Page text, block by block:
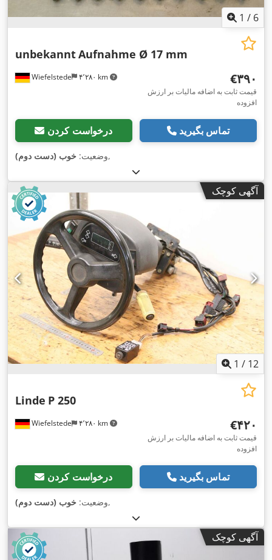
1 / 6
Wiefelstede ۴٬۲۸۰ km
unbekanntAufnahme Ø 17 mm
‎€۳۹۰
قیمت ثابت به اضافه مالیات بر ارزش
افزوده
درخواست کردن تماس بگیرید
وضعیت: خوب (دست دوم) ,
آگهی کوچک
1 / 12
Wiefelstede ۴٬۲۸۰ km
Linde P 250
‎€۴۲۰
قیمت ثابت به اضافه مالیات بر ارزش
افزوده
درخواست کردن تماس بگیرید
وضعیت: خوب (دست دوم) ,
آگهی کوچک